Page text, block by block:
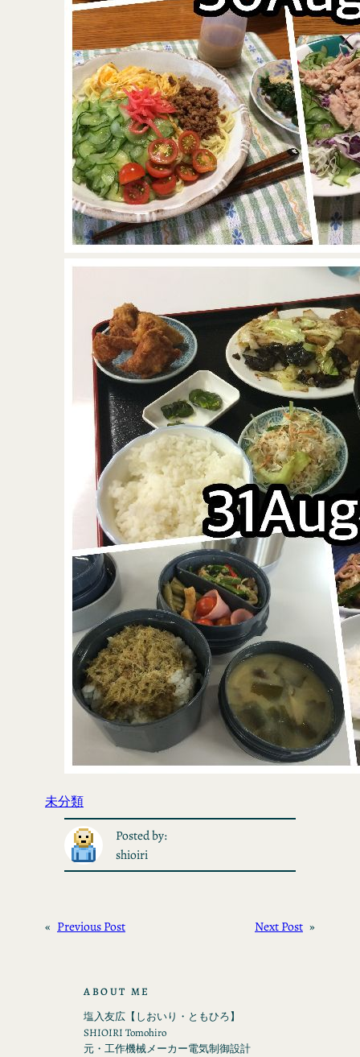
未分類
Posted by:
shioiri
« Previous Post Next Post »
ABOUT ME
塩入友広【しおいり・ともひろ】
SHIOIRI Tomohiro
元・工作機械メーカー電気制御設計